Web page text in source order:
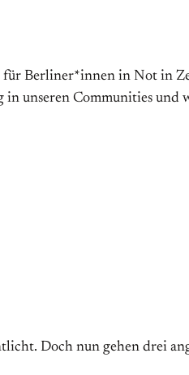
Berliner*innen in Not in
unseren Communities
Doch nun gehen drei